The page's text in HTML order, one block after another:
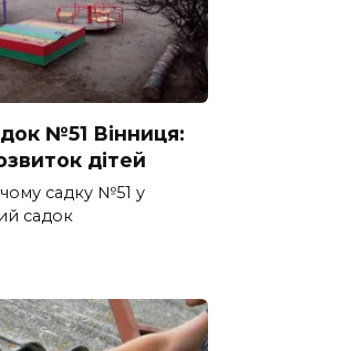
№51 Вінниця:
дітей
садку №51 у
садок